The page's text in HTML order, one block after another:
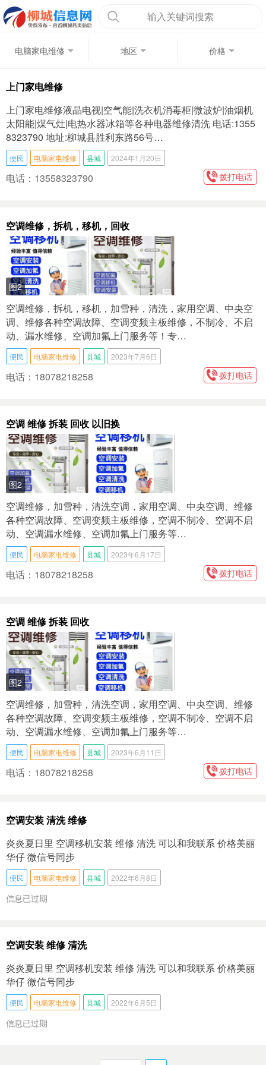
输入关键词搜索
电脑家电维修 地区 价格
上门家电维修
上门家电维修液晶电视|空气能|洗衣机消毒柜|微波炉|油烟机
太阳能|煤气灶|电热水器冰箱等各种电器维修清洗 电话:1355
8323790 地址:柳城县胜利东路56号…
便民 电脑家电维修 县城 2024年1月20日
电话：13558323790 拨打电话
空调维修，拆机，移机，回收
图2
空调维修，拆机，移机，加雪种，清洗，家用空调、中央空
调、维修各种空调故障、空调变频主板维修，不制冷、不启
动、漏水维修、空调加氟上门服务等！专…
便民 电脑家电维修 县城 2023年7月6日
电话：18078218258 拨打电话
空调 维修 拆装 回收 以旧换
图2
空调维修，加雪种，清洗空调，家用空调、中央空调、维修
各种空调故障、空调变频主板维修，空调不制冷、空调不启
动、空调漏水维修、空调加氟上门服务等…
便民 电脑家电维修 县城 2023年6月17日
电话：18078218258 拨打电话
空调 维修 拆装 回收
图2
空调维修，加雪种，清洗空调，家用空调、中央空调、维修
各种空调故障、空调变频主板维修，空调不制冷、空调不启
动、空调漏水维修、空调加氟上门服务等…
便民 电脑家电维修 县城 2023年6月11日
电话：18078218258 拨打电话
空调安装 清洗 维修
炎炎夏日里 空调移机安装 维修 清洗 可以和我联系 价格美丽
华仔 微信号同步
便民 电脑家电维修 县城 2022年6月8日
信息已过期
空调安装 维修 清洗
炎炎夏日里 空调移机安装 维修 清洗 可以和我联系 价格美丽
华仔 微信号同步
便民 电脑家电维修 县城 2022年6月5日
信息已过期